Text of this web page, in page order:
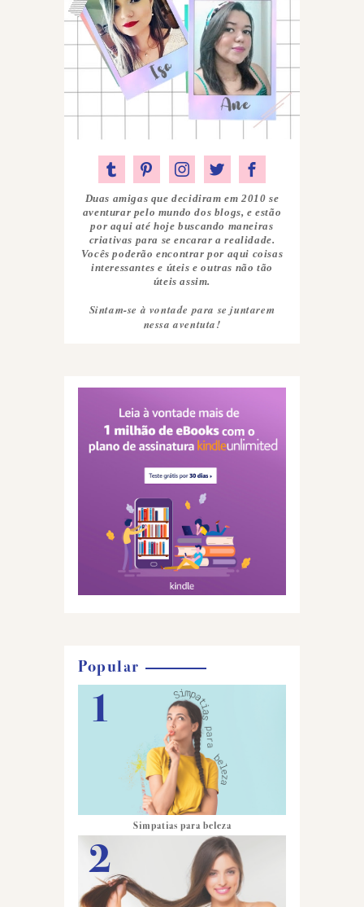
Duas amigas que decidiram em 2010 se
aventurar pelo mundo dos blogs, e estão
por aqui até hoje buscando maneiras
criativas para se encarar a realidade.
Vocês poderão encontrar por aqui coisas
interessantes e úteis e outras não tão
úteis assim.
Sintam-se à vontade para se juntarem
nessa aventuta!
Popular
Simpatias para beleza